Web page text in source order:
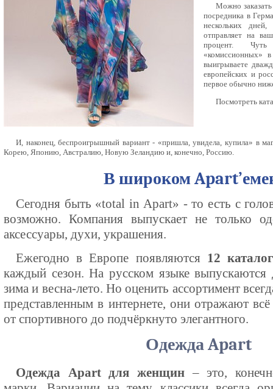
Можно
посредника в
нескольких
отправляет на
процент.
«комиссионных»
выигрываете
европейских и
первое обычно
Посмотреть
И, наконец, беспроигрышный вариант - «пришла, увидела, купила» в
Корею, Японию, Австралию, Новую Зеландию и, конечно, Россию.
В широком
Сегодня быть «total in Apart» - то есть с
возможно. Компания выпускает не только
аксессуары, духи, украшения.
Ежегодно в Европе появляются 12
каждый сезон. На русском языке выпускаются
зима и весна-лето. Но оценить ассортимент
представленным в интернете, они отражают
от спортивного до подчёркнуто элегантного.
Одежда Apart
Одежда Apart для женщин– это,